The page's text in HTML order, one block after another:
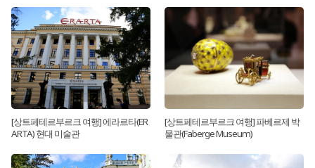
[상트페테르부르크 여행] 에라르타(ER
ARTA) 현대 미술관
[상트페테르부르크 여행] 파베르제 박
물관(Faberge Museum)